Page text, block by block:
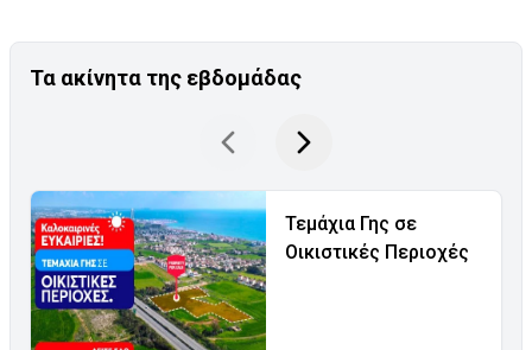
Τα ακίνητα της εβδομάδας
Τεμάχια Γης σε
Οικιστικές Περιοχές